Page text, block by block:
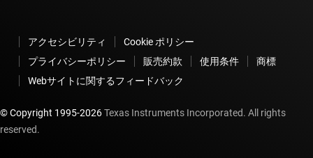
アクセシビリティ
Cookie ポリシー
プライバシーポリシー
販売約款 使用条件
商標
Webサイトに関するフィードバック
© Copyright 1995-2026Texas Instruments Incorporated. All rights
reserved.